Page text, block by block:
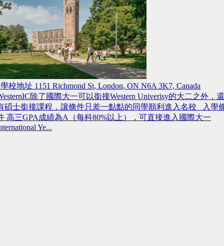
校地址 1151 Richmond St, London, ON N6A 3K7, Canada
除了國際大一可以銜接Western Univerisy的大二之外，還
碩士銜接課程，讓條件只差一點點的同學順利進入名校 入學
高三GPA成績為A（每科80%以上），可直接進入國際大一
Ye...